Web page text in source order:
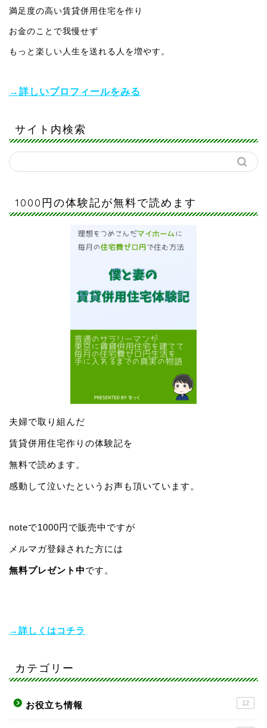
満足度の高い賃貸併用住宅を作り
お金のことで我慢せず
もっと楽しい人生を送れる人を増やす。
→詳しいプロフィールをみる
サイト内検索
1000円の体験記が無料で読めます
夫婦で取り組んだ
賃貸併用住宅作りの体験記を
無料で読めます。
感動して泣いたというお声も頂いています。
noteで1000円で販売中ですが
メルマガ登録された方には
無料プレゼント中です。
→詳しくはコチラ
カテゴリー
お役立ち情報 12